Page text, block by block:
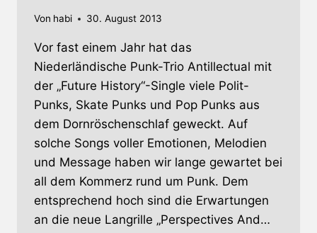
Von habi 30. August 2013
Vor fast einem Jahr hat das
Niederländische Punk-Trio Antillectual mit
der „Future History“-Single viele Polit-
Punks, Skate Punks und Pop Punks aus
dem Dornröschenschlaf geweckt. Auf
solche Songs voller Emotionen, Melodien
und Message haben wir lange gewartet bei
all dem Kommerz rund um Punk. Dem
entsprechend hoch sind die Erwartungen
an die neue Langrille „Perspectives And…